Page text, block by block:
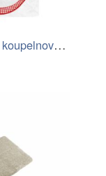
Červeno-bílé koupelnové předložky v…